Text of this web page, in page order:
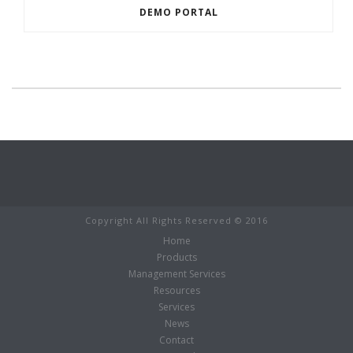
DEMO PORTAL
Copyright All Rights Reserved © 2016
Home
Products
Management Services
Resources
Services
News
Contact